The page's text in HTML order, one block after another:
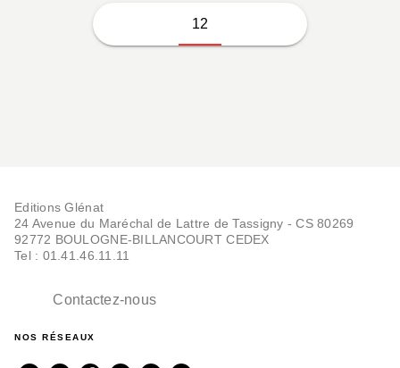
12
Editions Glénat
24 Avenue du Maréchal de Lattre de Tassigny - CS 80269
92772 BOULOGNE-BILLANCOURT CEDEX
Tel : 01.41.46.11.11
Contactez-nous
NOS RÉSEAUX